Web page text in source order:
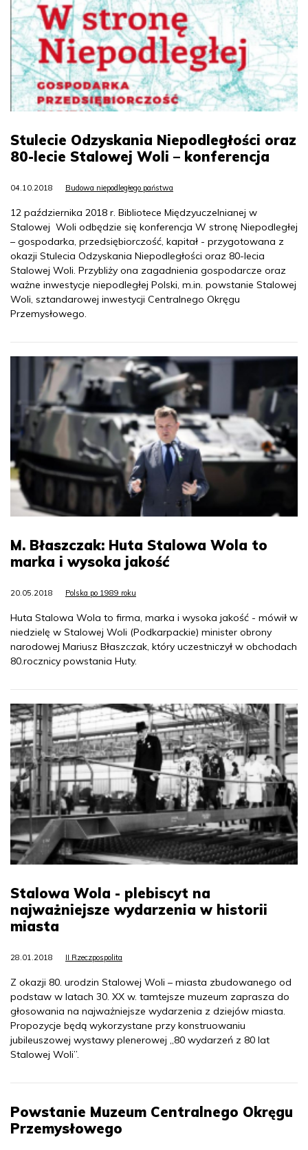
Stulecie Odzyskania Niepodległości oraz
80-lecie Stalowej Woli – konferencja
04.10.2018 Budowa niepodległego państwa
12 października 2018 r. Bibliotece Międzyuczelnianej w
Stalowej Woli odbędzie się konferencja W stronę Niepodległej
– gospodarka, przedsiębiorczość, kapitał - przygotowana z
okazji Stulecia Odzyskania Niepodległości oraz 80-lecia
Stalowej Woli. Przybliży ona zagadnienia gospodarcze oraz
ważne inwestycje niepodległej Polski, m.in. powstanie Stalowej
Woli, sztandarowej inwestycji Centralnego Okręgu
Przemysłowego.
M. Błaszczak: Huta Stalowa Wola to
marka i wysoka jakość
20.05.2018 Polska po 1989 roku
Huta Stalowa Wola to firma, marka i wysoka jakość - mówił w
niedzielę w Stalowej Woli (Podkarpackie) minister obrony
narodowej Mariusz Błaszczak, który uczestniczył w obchodach
80.rocznicy powstania Huty.
Stalowa Wola - plebiscyt na
najważniejsze wydarzenia w historii
miasta
28.01.2018 II Rzeczpospolita
Z okazji 80. urodzin Stalowej Woli – miasta zbudowanego od
podstaw w latach 30. XX w. tamtejsze muzeum zaprasza do
głosowania na najważniejsze wydarzenia z dziejów miasta.
Propozycje będą wykorzystane przy konstruowaniu
jubileuszowej wystawy plenerowej „80 wydarzeń z 80 lat
Stalowej Woli”.
Powstanie Muzeum Centralnego Okręgu
Przemysłowego